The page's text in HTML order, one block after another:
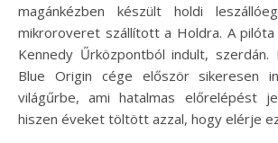
magánkézben készült holdi
mikroroveret szállított a Holdra. A pilóta
Kennedy Űrközpontból indult, szerdán.
Blue Origin cége először sikeresen
világűrbe, ami hatalmas előrelépést
hiszen éveket töltött azzal, hogy elérje